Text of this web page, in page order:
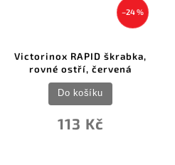
–24 %
Victorinox RAPID škrabka,
rovné ostří, červená
113 Kč
Do košíku